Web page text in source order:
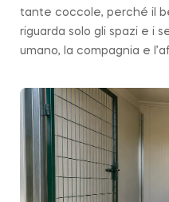
tante coccole, perché il
riguarda solo gli spazi e i
umano, la compagnia e